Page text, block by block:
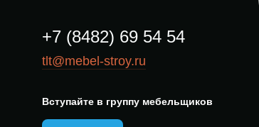
+7 (8482) 69 54 54
tlt@mebel-stroy.ru
Вступайте в группу мебельщиков